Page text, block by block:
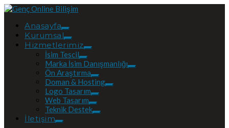
Anasayfa
Kurumsal
Hizmetlerimiz
İsim Tescil
Marka İsim Danışmanlığı
Ön Araştırma
Doman & Hosting
Logo Tasarım
Web Tasarım
Teknik Destek
İletişim